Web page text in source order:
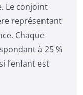
Le conjoint
représentant
Chaque
à 25 %
l’enfant est